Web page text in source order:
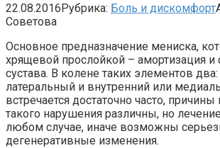
22.08.2016Рубрика: Боль и дискомфорт
Советова
Основное предназначение мениска,
хрящевой прослойкой – амортизация и
сустава. В колене таких элементов
латеральный и внутренний или
встречается достаточно часто,
такого нарушения различны, но
любом случае, иначе возможны
дегенеративные изменения.